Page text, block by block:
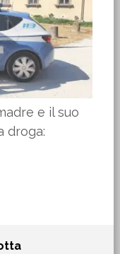
e il suo
droga: